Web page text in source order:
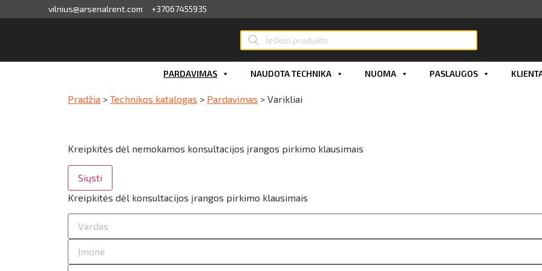
vilnius@arsenalrent.com +37067455935
PARDAVIMAS NAUDOTA TECHNIKA NUOMA PASLAUGOS
Pradžia > Technikos katalogas > Pardavimas > Varikliai
Kreipkitės dėl nemokamos konsultacijos įrangos pirkimo klausimais
Siųsti
Kreipkitės dėl konsultacijos įrangos pirkimo klausimais